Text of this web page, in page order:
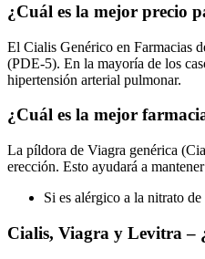
¿Cuál es la mejor precio
El Cialis Genérico en Farmacias
(PDE-5). En la mayoría de los
hipertensión arterial pulmonar.
¿Cuál es la mejor
La píldora de Viagra genérica
erección. Esto ayudará a
Si es alérgico a la nitrato
Cialis, Viagra y Levitra –